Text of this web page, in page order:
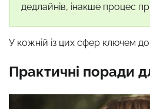
дедлайнів, інакше процес
У кожній із цих сфер ключем
Практичні поради